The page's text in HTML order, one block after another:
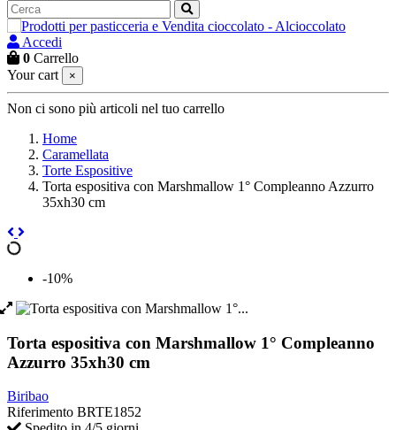
Accedi
0 Carrello
Your cart
×
Non ci sono più articoli nel tuo carrello
Home
Caramellata
Torte Espositive
Torta espositiva con Marshmallow 1° Compleanno Azzurro
35xh30 cm
-10%
Torta espositiva con Marshmallow 1° Compleanno
Azzurro 35xh30 cm
Biribao
Riferimento BRTE1852